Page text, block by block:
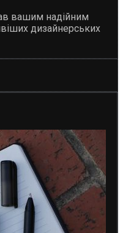
вашим надійним
дизайнерських